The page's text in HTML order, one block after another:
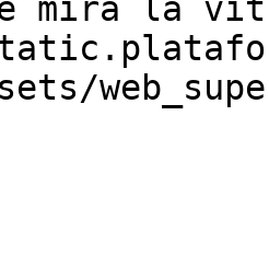
mira la